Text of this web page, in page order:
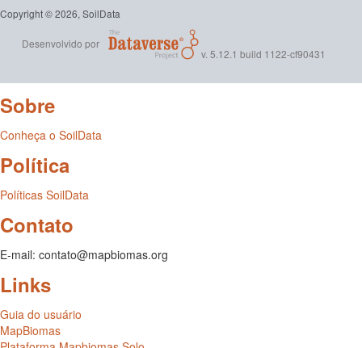
Copyright © 2026, SoilData
Desenvolvido por
v. 5.12.1 build 1122-cf90431
Sobre
Conheça o SoilData
Política
Políticas SoilData
Contato
E-mail: contato@mapbiomas.org
Links
Guia do usuário
MapBiomas